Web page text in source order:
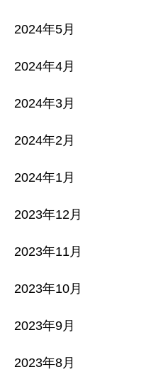
2024年5月
2024年4月
2024年3月
2024年2月
2024年1月
2023年12月
2023年11月
2023年10月
2023年9月
2023年8月